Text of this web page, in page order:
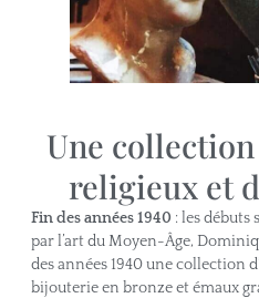
Une collection
religieux et
Fin des années 1940 : les
par l’art du Moyen-Âge,
des années 1940 une collection
bijouterie en bronze et émaux